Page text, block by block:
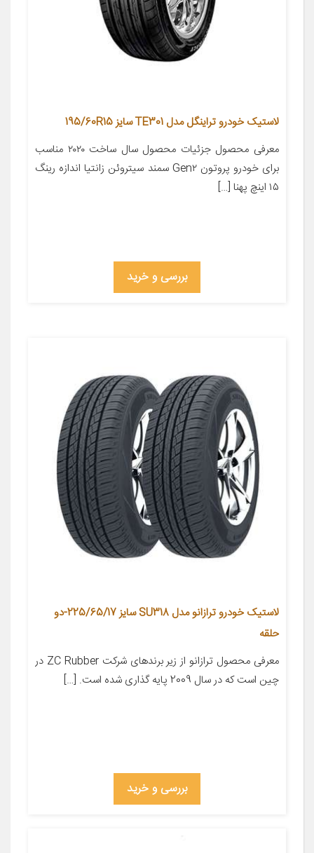
لاستیک خودرو تراینگل مدل TE301 سایز 195/60R15
معرفی محصول جزئیات محصول سال ساخت ۲۰۲۰ مناسب
برای خودرو پروتون Gen۲ سمند سیتروئن زانتیا اندازه رینگ
۱۵ اینچ پهنا […]
بررسی و خرید
لاستیک خودرو ترازانو مدل SU318 سایز 225/65/17-دو
حلقه
معرفی محصول ترازانو از زیر برندهای شرکت ZC Rubber در
چین است که در سال 2009 پایه گذاری شده است. […]
بررسی و خرید